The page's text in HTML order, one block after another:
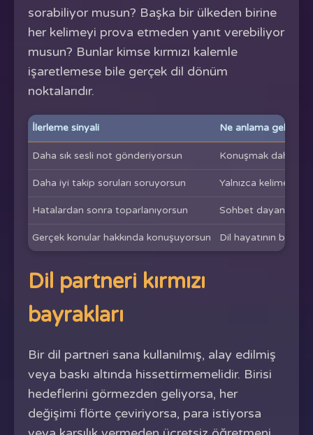
sorabiliyor musun? Başka bir ülkeden birine
her kelimeyi prova etmeden yanıt verebiliyor
musun? Bunlar kimse kırmızı kalemle
işaretlemese bile gerçek dil dönüm
noktalarıdır.
İlerleme sinyali Ne anlama gelir
Daha sık sesli not gönderiyorsun Konuşmak daha
Daha iyi takip soruları soruyorsun Yalnızca kelime
Hatalardan sonra toparlanıyorsun Sohbet
Gerçek konular hakkında konuşuyorsun Dil hayatının bir
Dil partneri kırmızı
bayrakları
Bir dil partneri sana kullanılmış, alay edilmiş
veya baskı altında hissettirmemelidir. Birisi
hedeflerini görmezden geliyorsa, her
değişimi flörte çeviriyorsa, para istiyorsa